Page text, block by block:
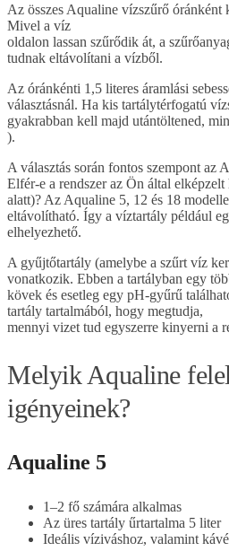
Az összes Aqualine vízszűrő óránként
Mivel a víz
oldalon lassan szűrődik át, a
tudnak eltávolítani a vízből.
Az óránkénti 1,5 literes áramlási
választásnál. Ha kis tartálytérfogatú
gyakrabban kell majd utántöltened,
).
A választás során fontos szempont az
Elfér-e a rendszer az Ön által
alatt)? Az Aqualine 5, 12 és 18
eltávolítható. Így a víztartály például
elhelyezhető.
A gyűjtőtartály (amelybe a szűrt víz
vonatkozik. Ebben a tartályban egy
kövek és esetleg egy pH-gyűrű
tartály tartalmából, hogy megtudja,
mennyi vizet tud egyszerre kinyerni a
Melyik Aqualine
igényeinek?
Aqualine 5
1–2 fő számára alkalmas
Az üres tartály űrtartalma 5 liter
Ideális víziváshoz, valamint